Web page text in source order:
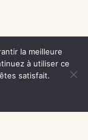
la meilleure
à utiliser ce
satisfait.